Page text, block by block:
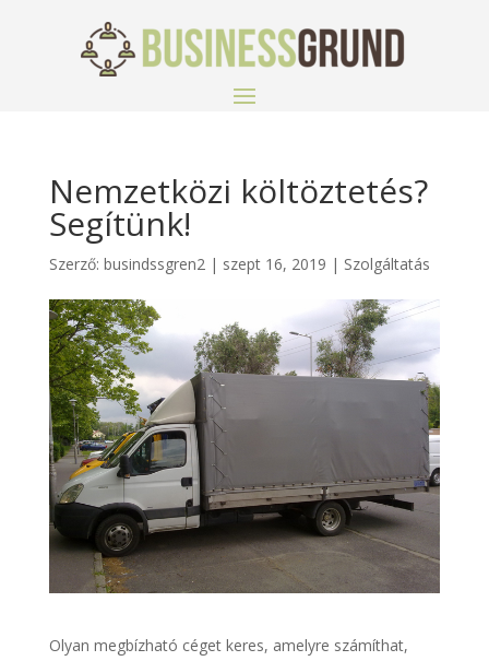
Nemzetközi költöztetés?
Segítünk!
Szerző: busindssgren2| szept 16, 2019 | Szolgáltatás
Olyan megbízható céget keres, amelyre számíthat,